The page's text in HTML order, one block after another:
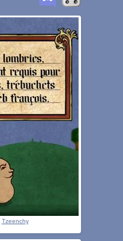
Tzeenchy